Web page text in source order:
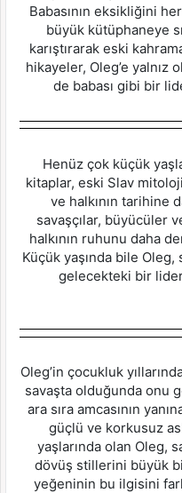
Babasının eksikliğini
büyük kütüphaneye
karıştırarak eski
hikayeler, Oleg’e yalnız
de babası gibi bir
Henüz çok küçük
kitaplar, eski Slav
ve halkının tarihine
savaşçılar, büyücüler
halkının ruhunu daha
Küçük yaşında bile Oleg,
gelecekteki bir
Oleg’in çocukluk
savaşta olduğunda onu
ara sıra amcasının
güçlü ve korkusuz
yaşlarında olan Oleg,
dövüş stillerini büyük
yeğeninin bu ilgisini